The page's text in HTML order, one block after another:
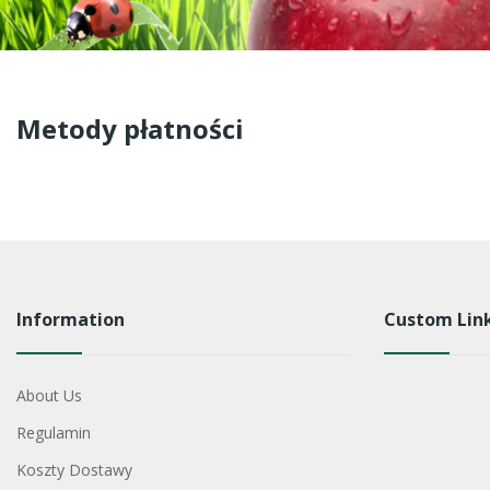
Metody płatności
Information
About Us
Regulamin
Koszty Dostawy
Custom